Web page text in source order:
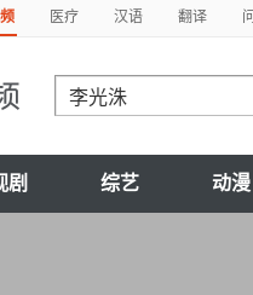
医疗 汉语 翻译
剧 综艺 动漫